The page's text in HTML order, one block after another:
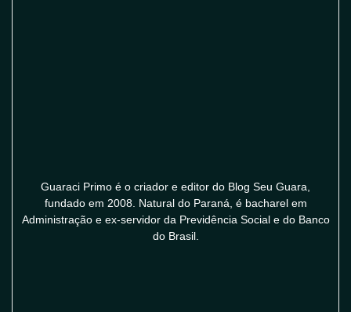
Guaraci Primo é o criador e editor do Blog Seu Guara,
fundado em 2008. Natural do Paraná, é bacharel em
Administração e ex-servidor da Previdência Social e do Banco
do Brasil.